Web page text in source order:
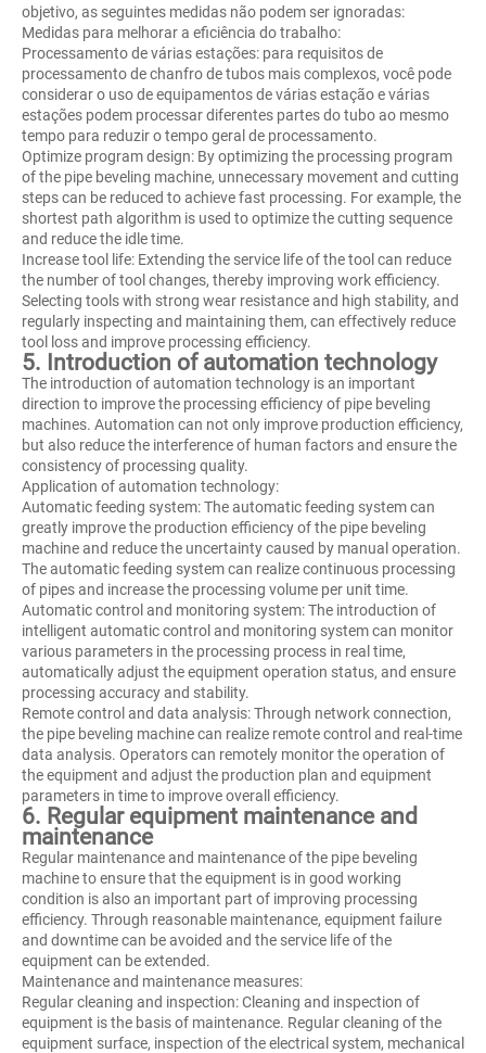
objetivo, as seguintes medidas não podem ser ignoradas:
Medidas para melhorar a eficiência do trabalho:
Processamento de várias estações: para requisitos de
processamento de chanfro de tubos mais complexos, você pode
considerar o uso de equipamentos de várias estação e várias
estações podem processar diferentes partes do tubo ao mesmo
tempo para reduzir o tempo geral de processamento.
Optimize program design: By optimizing the processing program
of the pipe beveling machine, unnecessary movement and cutting
steps can be reduced to achieve fast processing. For example, the
shortest path algorithm is used to optimize the cutting sequence
and reduce the idle time.
Increase tool life: Extending the service life of the tool can reduce
the number of tool changes, thereby improving work efficiency.
Selecting tools with strong wear resistance and high stability, and
regularly inspecting and maintaining them, can effectively reduce
tool loss and improve processing efficiency.
5. Introduction of automation technology
The introduction of automation technology is an important
direction to improve the processing efficiency of pipe beveling
machines. Automation can not only improve production efficiency,
but also reduce the interference of human factors and ensure the
consistency of processing quality.
Application of automation technology:
Automatic feeding system: The automatic feeding system can
greatly improve the production efficiency of the pipe beveling
machine and reduce the uncertainty caused by manual operation.
The automatic feeding system can realize continuous processing
of pipes and increase the processing volume per unit time.
Automatic control and monitoring system: The introduction of
intelligent automatic control and monitoring system can monitor
various parameters in the processing process in real time,
automatically adjust the equipment operation status, and ensure
processing accuracy and stability.
Remote control and data analysis: Through network connection,
the pipe beveling machine can realize remote control and real-time
data analysis. Operators can remotely monitor the operation of
the equipment and adjust the production plan and equipment
parameters in time to improve overall efficiency.
6. Regular equipment maintenance and
maintenance
Regular maintenance and maintenance of the pipe beveling
machine to ensure that the equipment is in good working
condition is also an important part of improving processing
efficiency. Through reasonable maintenance, equipment failure
and downtime can be avoided and the service life of the
equipment can be extended.
Maintenance and maintenance measures:
Regular cleaning and inspection: Cleaning and inspection of
equipment is the basis of maintenance. Regular cleaning of the
equipment surface, inspection of the electrical system, mechanical